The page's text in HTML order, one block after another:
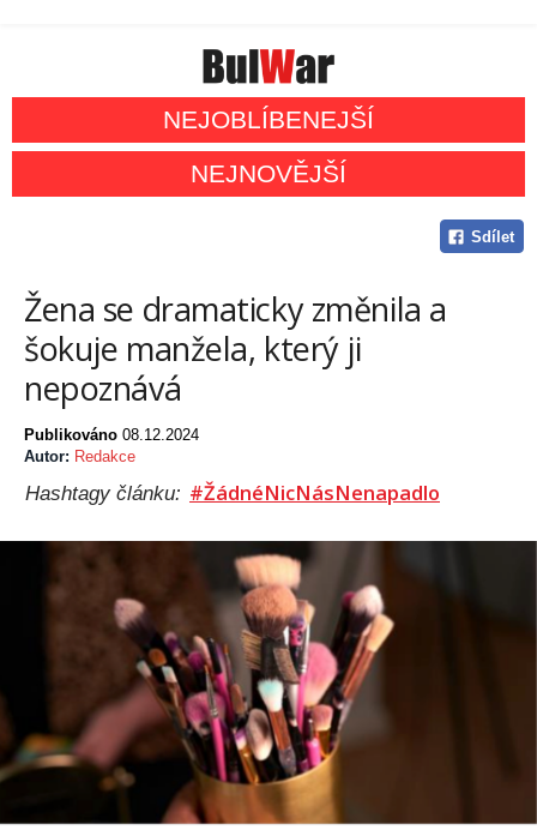
NEJOBLÍBENEJŠÍ
NEJNOVĚJŠÍ
Sdílet
Žena se dramaticky změnila a
šokuje manžela, který ji
nepoznává
Publikováno 08.12.2024
Autor: Redakce
Hashtagy článku: #ŽádnéNicNásNenapadlo